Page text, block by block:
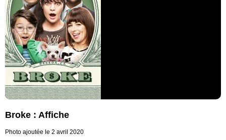
Broke : Affiche
Photo ajoutée le 2 avril 2020